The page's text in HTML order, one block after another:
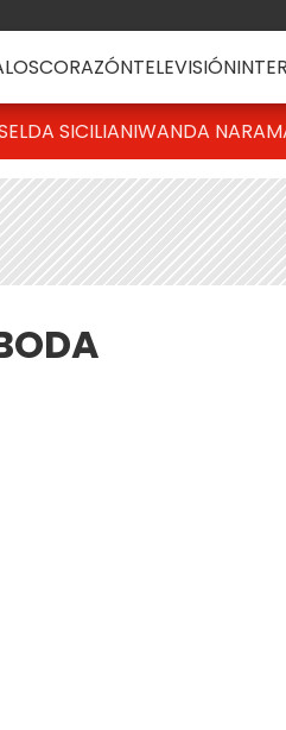
CORAZÓNTELEVISIÓN
SICILIANIWANDA NARA